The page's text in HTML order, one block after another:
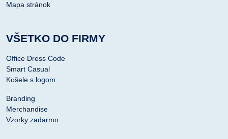
Mapa stránok
VŠETKO DO FIRMY
Office Dress Code
Smart Casual
Košele s logom
Branding
Merchandise
Vzorky zadarmo